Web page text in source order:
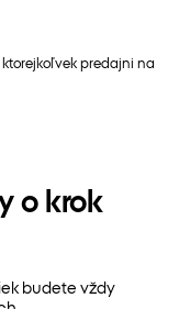
predajni na
o krok
budete vždy